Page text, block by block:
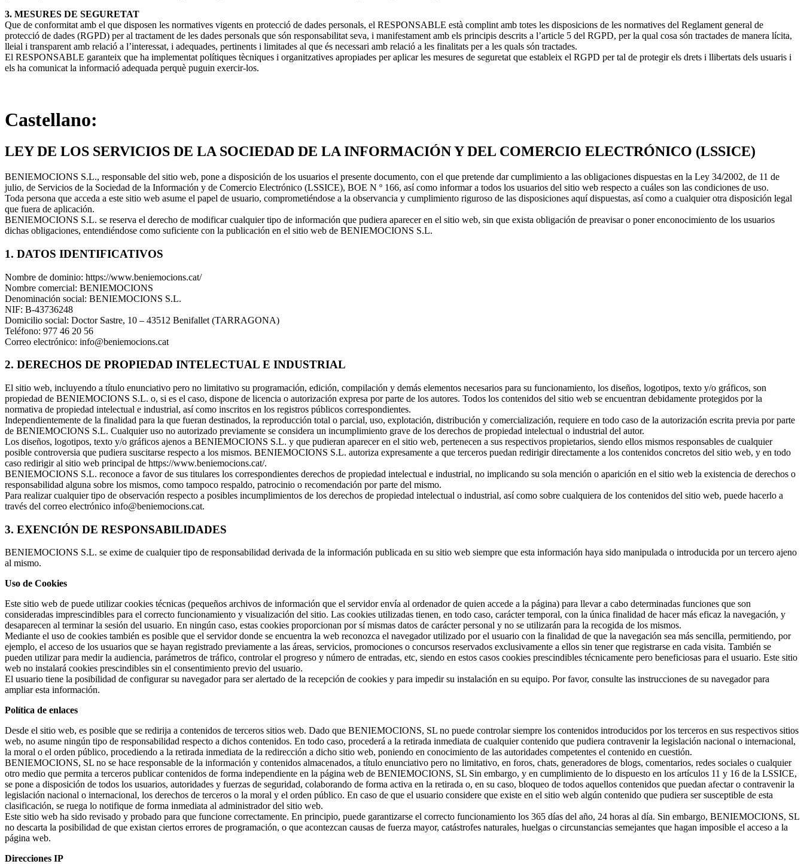
3. MESURES DE SEGURETAT
Que de conformitat amb el que disposen les normatives vigents en protecció de dades personals, el RESPONSABLE està complint amb totes les disposicions de les normatives del Reglament general de
protecció de dades (RGPD) per al tractament de les dades personals que són responsabilitat seva, i manifestament amb els principis descrits a l’article 5 del RGPD, per la qual cosa són tractades de manera lícita,
lleial i transparent amb relació a l’interessat, i adequades, pertinents i limitades al que és necessari amb relació a les finalitats per a les quals són tractades.
El RESPONSABLE garanteix que ha implementat polítiques tècniques i organitzatives apropiades per aplicar les mesures de seguretat que estableix el RGPD per tal de protegir els drets i llibertats dels usuaris i
els ha comunicat la informació adequada perquè puguin exercir-los.
Castellano:
LEY DE LOS SERVICIOS DE LA SOCIEDAD DE LA INFORMACIÓN Y DEL COMERCIO ELECTRÓNICO (LSSICE)
BENIEMOCIONS S.L., responsable del sitio web, pone a disposición de los usuarios el presente documento, con el que pretende dar cumplimiento a las obligaciones dispuestas en la Ley 34/2002, de 11 de
julio, de Servicios de la Sociedad de la Información y de Comercio Electrónico (LSSICE), BOE N º 166, así como informar a todos los usuarios del sitio web respecto a cuáles son las condiciones de uso.
Toda persona que acceda a este sitio web asume el papel de usuario, comprometiéndose a la observancia y cumplimiento riguroso de las disposiciones aquí dispuestas, así como a cualquier otra disposición legal
que fuera de aplicación.
BENIEMOCIONS S.L. se reserva el derecho de modificar cualquier tipo de información que pudiera aparecer en el sitio web, sin que exista obligación de preavisar o poner enconocimiento de los usuarios
dichas obligaciones, entendiéndose como suficiente con la publicación en el sitio web de BENIEMOCIONS S.L.
1. DATOS IDENTIFICATIVOS
Nombre de dominio: https://www.beniemocions.cat/
Nombre comercial: BENIEMOCIONS
Denominación social: BENIEMOCIONS S.L.
NIF: B-43736248
Domicilio social: Doctor Sastre, 10 – 43512 Benifallet (TARRAGONA)
Teléfono: 977 46 20 56
Correo electrónico: info@beniemocions.cat
2. DERECHOS DE PROPIEDAD INTELECTUAL E INDUSTRIAL
El sitio web, incluyendo a título enunciativo pero no limitativo su programación, edición, compilación y demás elementos necesarios para su funcionamiento, los diseños, logotipos, texto y/o gráficos, son
propiedad de BENIEMOCIONS S.L. o, si es el caso, dispone de licencia o autorización expresa por parte de los autores. Todos los contenidos del sitio web se encuentran debidamente protegidos por la
normativa de propiedad intelectual e industrial, así como inscritos en los registros públicos correspondientes.
Independientemente de la finalidad para la que fueran destinados, la reproducción total o parcial, uso, explotación, distribución y comercialización, requiere en todo caso de la autorización escrita previa por parte
de BENIEMOCIONS S.L. Cualquier uso no autorizado previamente se considera un incumplimiento grave de los derechos de propiedad intelectual o industrial del autor.
Los diseños, logotipos, texto y/o gráficos ajenos a BENIEMOCIONS S.L. y que pudieran aparecer en el sitio web, pertenecen a sus respectivos propietarios, siendo ellos mismos responsables de cualquier
posible controversia que pudiera suscitarse respecto a los mismos. BENIEMOCIONS S.L. autoriza expresamente a que terceros puedan redirigir directamente a los contenidos concretos del sitio web, y en todo
caso redirigir al sitio web principal de https://www.beniemocions.cat/.
BENIEMOCIONS S.L. reconoce a favor de sus titulares los correspondientes derechos de propiedad intelectual e industrial, no implicando su sola mención o aparición en el sitio web la existencia de derechos o
responsabilidad alguna sobre los mismos, como tampoco respaldo, patrocinio o recomendación por parte del mismo.
Para realizar cualquier tipo de observación respecto a posibles incumplimientos de los derechos de propiedad intelectual o industrial, así como sobre cualquiera de los contenidos del sitio web, puede hacerlo a
través del correo electrónico info@beniemocions.cat.
3. EXENCIÓN DE RESPONSABILIDADES
BENIEMOCIONS S.L. se exime de cualquier tipo de responsabilidad derivada de la información publicada en su sitio web siempre que esta información haya sido manipulada o introducida por un tercero ajeno
al mismo.
Uso de Cookies
Este sitio web de puede utilizar cookies técnicas (pequeños archivos de información que el servidor envía al ordenador de quien accede a la página) para llevar a cabo determinadas funciones que son
consideradas imprescindibles para el correcto funcionamiento y visualización del sitio. Las cookies utilizadas tienen, en todo caso, carácter temporal, con la única finalidad de hacer más eficaz la navegación, y
desaparecen al terminar la sesión del usuario. En ningún caso, estas cookies proporcionan por sí mismas datos de carácter personal y no se utilizarán para la recogida de los mismos.
Mediante el uso de cookies también es posible que el servidor donde se encuentra la web reconozca el navegador utilizado por el usuario con la finalidad de que la navegación sea más sencilla, permitiendo, por
ejemplo, el acceso de los usuarios que se hayan registrado previamente a las áreas, servicios, promociones o concursos reservados exclusivamente a ellos sin tener que registrarse en cada visita. También se
pueden utilizar para medir la audiencia, parámetros de tráfico, controlar el progreso y número de entradas, etc, siendo en estos casos cookies prescindibles técnicamente pero beneficiosas para el usuario. Este sitio
web no instalará cookies prescindibles sin el consentimiento previo del usuario.
El usuario tiene la posibilidad de configurar su navegador para ser alertado de la recepción de cookies y para impedir su instalación en su equipo. Por favor, consulte las instrucciones de su navegador para
ampliar esta información.
Política de enlaces
Desde el sitio web, es posible que se redirija a contenidos de terceros sitios web. Dado que BENIEMOCIONS, SL no puede controlar siempre los contenidos introducidos por los terceros en sus respectivos sitios
web, no asume ningún tipo de responsabilidad respecto a dichos contenidos. En todo caso, procederá a la retirada inmediata de cualquier contenido que pudiera contravenir la legislación nacional o internacional,
la moral o el orden público, procediendo a la retirada inmediata de la redirección a dicho sitio web, poniendo en conocimiento de las autoridades competentes el contenido en cuestión.
BENIEMOCIONS, SL no se hace responsable de la información y contenidos almacenados, a título enunciativo pero no limitativo, en foros, chats, generadores de blogs, comentarios, redes sociales o cualquier
otro medio que permita a terceros publicar contenidos de forma independiente en la página web de BENIEMOCIONS, SL Sin embargo, y en cumplimiento de lo dispuesto en los artículos 11 y 16 de la LSSICE,
se pone a disposición de todos los usuarios, autoridades y fuerzas de seguridad, colaborando de forma activa en la retirada o, en su caso, bloqueo de todos aquellos contenidos que puedan afectar o contravenir la
legislación nacional o internacional, los derechos de terceros o la moral y el orden público. En caso de que el usuario considere que existe en el sitio web algún contenido que pudiera ser susceptible de esta
clasificación, se ruega lo notifique de forma inmediata al administrador del sitio web.
Este sitio web ha sido revisado y probado para que funcione correctamente. En principio, puede garantizarse el correcto funcionamiento los 365 días del año, 24 horas al día. Sin embargo, BENIEMOCIONS, SL
no descarta la posibilidad de que existan ciertos errores de programación, o que acontezcan causas de fuerza mayor, catástrofes naturales, huelgas o circunstancias semejantes que hagan imposible el acceso a la
página web.
Direcciones IP